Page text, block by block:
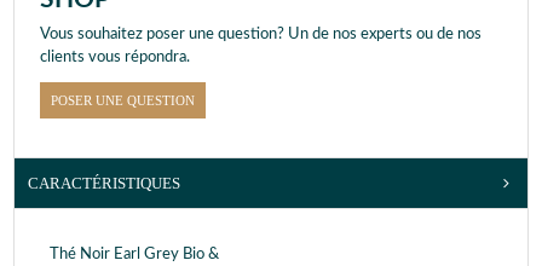
Vous souhaitez poser une question? Un de nos experts ou de nos
clients vous répondra.
POSER UNE QUESTION
CARACTÉRISTIQUES
Thé Noir Earl Grey Bio &